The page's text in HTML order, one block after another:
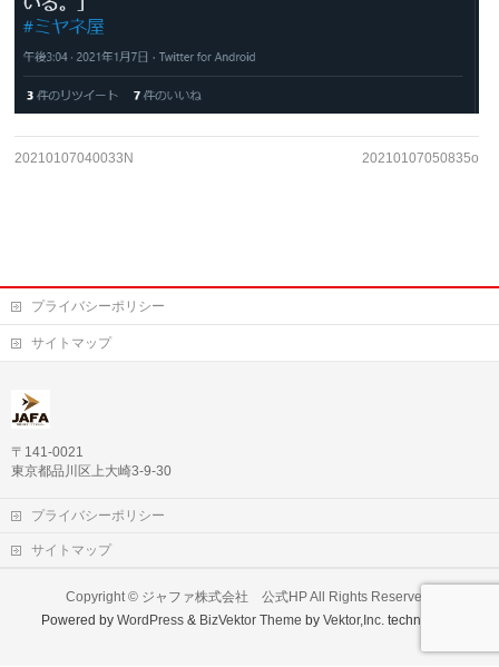
20210107040033N 20210107050835o
プライバシーポリシー
サイトマップ
〒141-0021
東京都品川区上大崎3-9-30
プライバシーポリシー
サイトマップ
Copyright © ジャファ株式会社 公式HPAll Rights Reserved.
Powered byWordPress & BizVektor Theme byVektor,Inc. technology.